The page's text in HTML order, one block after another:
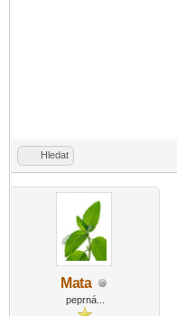
Hledat
Mata
peprná...